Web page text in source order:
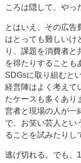
ころは隠して、やっ
とはいえ、その広告
はとっても難しいけ
り、課題を消費者と
を得たりすることも
SDGsに取り組むと
経営陣はよく考えて
たケースも多くあり
営者と現場の人が一
で、お笑い芸人とい
ることを試みたりし
逃げ切れる。でも、